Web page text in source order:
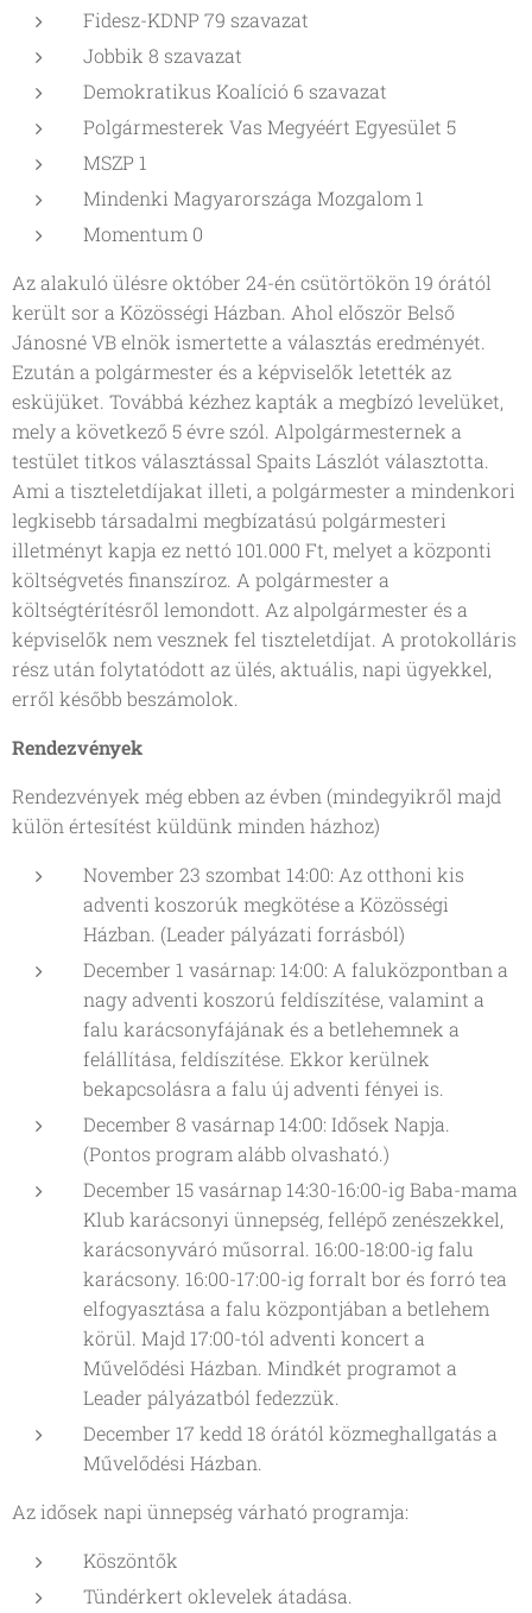
Fidesz-KDNP 79 szavazat
Jobbik 8 szavazat
Demokratikus Koalíció 6 szavazat
Polgármesterek Vas Megyéért Egyesület 5
MSZP 1
Mindenki Magyarországa Mozgalom 1
Momentum 0
Az alakuló ülésre október 24-én csütörtökön 19 órától
került sor a Közösségi Házban. Ahol először Belső
Jánosné VB elnök ismertette a választás eredményét.
Ezután a polgármester és a képviselők letették az
esküjüket. Továbbá kézhez kapták a megbízó levelüket,
mely a következő 5 évre szól. Alpolgármesternek a
testület titkos választással Spaits Lászlót választotta.
Ami a tiszteletdíjakat illeti, a polgármester a mindenkori
legkisebb társadalmi megbízatású polgármesteri
illetményt kapja ez nettó 101.000 Ft, melyet a központi
költségvetés finanszíroz. A polgármester a
költségtérítésről lemondott. Az alpolgármester és a
képviselők nem vesznek fel tiszteletdíjat. A protokolláris
rész után folytatódott az ülés, aktuális, napi ügyekkel,
erről később beszámolok.
Rendezvények
Rendezvények még ebben az évben (mindegyikről majd
külön értesítést küldünk minden házhoz)
November 23 szombat 14:00: Az otthoni kis
adventi koszorúk megkötése a Közösségi
Házban. (Leader pályázati forrásból)
December 1 vasárnap: 14:00: A faluközpontban a
nagy adventi koszorú feldíszítése, valamint a
falu karácsonyfájának és a betlehemnek a
felállítása, feldíszítése. Ekkor kerülnek
bekapcsolásra a falu új adventi fényei is.
December 8 vasárnap 14:00: Idősek Napja.
(Pontos program alább olvasható.)
December 15 vasárnap 14:30-16:00-ig Baba-mama
Klub karácsonyi ünnepség, fellépő zenészekkel,
karácsonyváró műsorral. 16:00-18:00-ig falu
karácsony. 16:00-17:00-ig forralt bor és forró tea
elfogyasztása a falu központjában a betlehem
körül. Majd 17:00-tól adventi koncert a
Művelődési Házban. Mindkét programot a
Leader pályázatból fedezzük.
December 17 kedd 18 órától közmeghallgatás a
Művelődési Házban.
Az idősek napi ünnepség várható programja:
Köszöntők
Tündérkert oklevelek átadása.